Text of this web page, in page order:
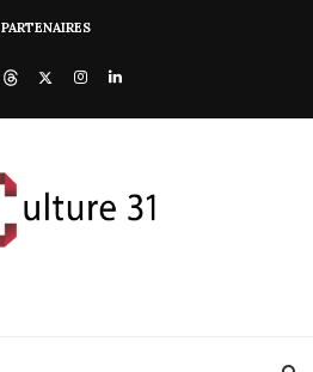
PARTENAIRES